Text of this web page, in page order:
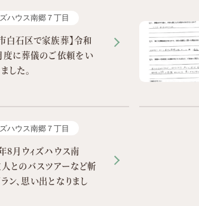
ハウス南郷７丁目
白石区で家族葬】令和
に葬儀のご依頼をい
した。
ハウス南郷７丁目
8月ウィズハウス南
とのバスツアーなど斬
ン、思い出となりまし